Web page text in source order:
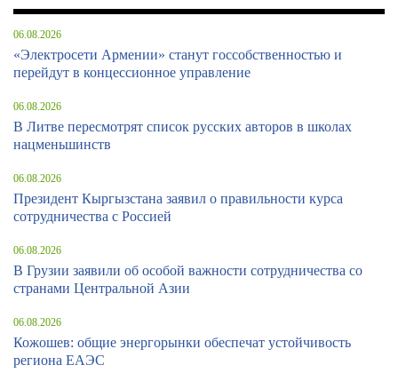
06.08.2026
«Электросети Армении» станут госсобственностью и
перейдут в концессионное управление
06.08.2026
В Литве пересмотрят список русских авторов в школах
нацменьшинств
06.08.2026
Президент Кыргызстана заявил о правильности курса
сотрудничества с Россией
06.08.2026
В Грузии заявили об особой важности сотрудничества со
странами Центральной Азии
06.08.2026
Кожошев: общие энергорынки обеспечат устойчивость
региона ЕАЭС